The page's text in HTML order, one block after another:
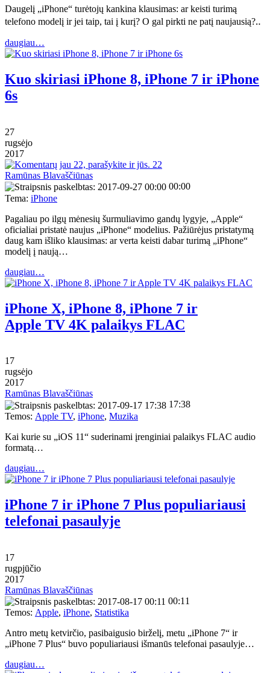
Daugelį „iPhone“ turėtojų kankina klausimas: ar keisti turimą
telefono modelį ir jei taip, tai į kurį? O gal pirkti ne patį naujausią?‥
daugiau…
Kuo skiriasi iPhone 8, iPhone 7 ir iPhone
6s
27
rugsėjo
2017
22
Ramūnas Blavaščiūnas
00:00
Tema: iPhone
Pagaliau po ilgų mėnesių šurmuliavimo gandų lygyje, „Apple“
oficialiai pristatė naujus „iPhone“ modelius. Pažiūrėjus pristatymą
daug kam išliko klausimas: ar verta keisti dabar turimą „iPhone“
modelį į naują…
daugiau…
iPhone X, iPhone 8, iPhone 7 ir
Apple TV 4K palaikys FLAC
17
rugsėjo
2017
Ramūnas Blavaščiūnas
17:38
Temos: Apple TV, iPhone, Muzika
Kai kurie su „iOS 11“ suderinami įrenginiai palaikys FLAC audio
formatą…
daugiau…
iPhone 7 ir iPhone 7 Plus populiariausi
telefonai pasaulyje
17
rugpjūčio
2017
Ramūnas Blavaščiūnas
00:11
Temos: Apple, iPhone, Statistika
Antro metų ketvirčio, pasibaigusio birželį, metu „iPhone 7“ ir
„iPhone 7 Plus“ buvo populiariausi išmanūs telefonai pasaulyje…
daugiau…